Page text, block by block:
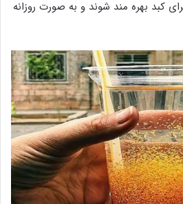
کبد بهره مند شوند و به صورت روزانه